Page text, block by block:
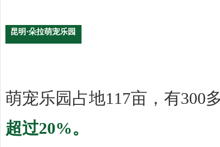
昆明·朵拉萌宠乐园
萌宠乐园占地117亩，有300
超过20%。